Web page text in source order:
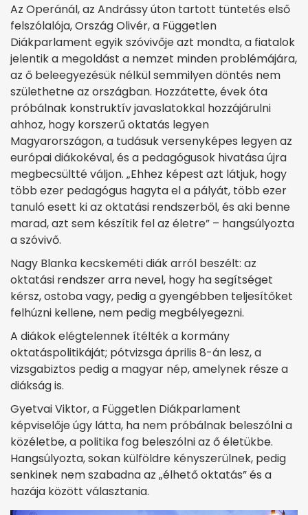
Az Operánál, az Andrássy úton tartott tüntetés első
felszólalója, Ország Olivér, a Független
Diákparlament egyik szóvivője azt mondta, a fiatalok
jelentik a megoldást a nemzet minden problémájára,
az ő beleegyezésük nélkül semmilyen döntés nem
születhetne az országban. Hozzátette, évek óta
próbálnak konstruktív javaslatokkal hozzájárulni
ahhoz, hogy korszerű oktatás legyen
Magyarországon, a tudásuk versenyképes legyen az
európai diákokéval, és a pedagógusok hivatása újra
megbecsültté váljon. „Ehhez képest azt látjuk, hogy
több ezer pedagógus hagyta el a pályát, több ezer
tanuló esett ki az oktatási rendszerből, és aki benne
marad, azt sem készítik fel az életre” – hangsúlyozta
a szóvivő.
Nagy Blanka kecskeméti diák arról beszélt: az
oktatási rendszer arra nevel, hogy ha segítséget
kérsz, ostoba vagy, pedig a gyengébben teljesítőket
felhúzni kellene, nem pedig megbélyegezni.
A diákok elégtelennek ítélték a kormány
oktatáspolitikáját; pótvizsga április 8-án lesz, a
vizsgabiztos pedig a magyar nép, amelynek része a
diákság is.
Gyetvai Viktor, a Független Diákparlament
képviselője úgy látta, ha nem próbálnak beleszólni a
közéletbe, a politika fog beleszólni az ő életükbe.
Hangsúlyozta, sokan külföldre kényszerülnek, pedig
senkinek nem szabadna az „élhető oktatás” és a
hazája között választania.